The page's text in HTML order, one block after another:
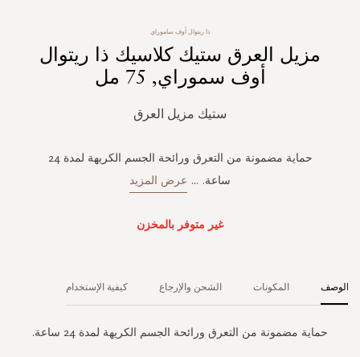
beginning
ذا ريتوال أوف ساموراي
مزيل العرق ستيك كلاسيك ذا ريتوال
أوف سموراي, 75 مل
ستيك مزيل العرق
حماية مضمونة من التعرق ورائحة الجسم الكريهة لمدة 24
ساعة. ... عرض المزيد
غير متوفر بالمخزن
الوصف
حماية مضمونة من التعرق ورائحة الجسم الكريهة لمدة 24 ساعة.
المكونات الشحن والإرجاع كيفية الإستخدام